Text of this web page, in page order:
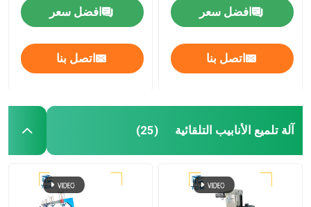
افضل سعر
اتصل بنا
افضل سعر
اتصل بنا
آلة تلميع الأنابيب التلقائية (25)